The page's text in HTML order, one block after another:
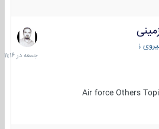
زمینی
Air force Others
جمعه
در
11:16